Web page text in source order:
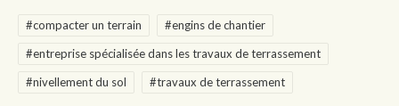
#compacter un terrain
#engins de chantier
#entreprise spécialisée dans les travaux de terrassement
#nivellement du sol
#travaux de terrassement